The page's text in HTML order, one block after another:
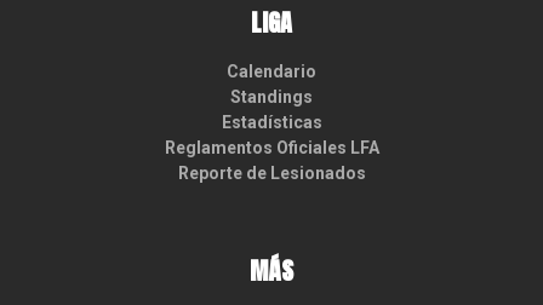
LIGA
Calendario
Standings
Estadísticas
Reglamentos Oficiales LFA
Reporte de Lesionados
MÁS